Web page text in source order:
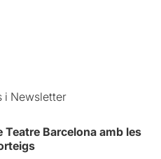
i Newsletter
Barcelona amb les